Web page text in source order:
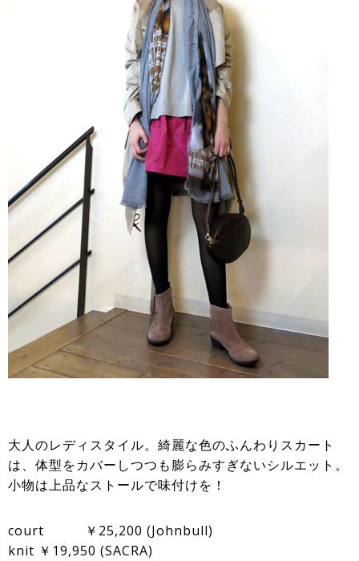
大人のレディスタイル。綺麗な色のふんわりスカート
は、体型をカバーしつつも膨らみすぎないシルエット。
小物は上品なストールで味付けを！
court ￥25,200 (Johnbull)
knit ￥19,950 (SACRA)